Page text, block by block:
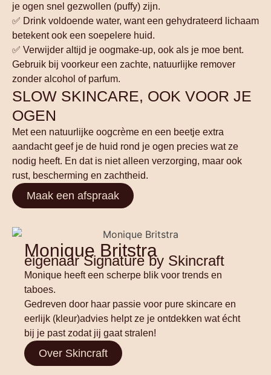
je ogen snel gezwollen (puffy) zijn.
✅ Drink voldoende water, want een gehydrateerd lichaam
betekent ook een soepelere huid.
✅ Verwijder altijd je oogmake-up, ook als je moe bent.
Gebruik bij voorkeur een zachte, natuurlijke remover
zonder alcohol of parfum.
SLOW SKINCARE, OOK VOOR JE
OGEN
Met een natuurlijke oogcrème en een beetje extra
aandacht geef je de huid rond je ogen precies wat ze
nodig heeft. En dat is niet alleen verzorging, maar ook
rust, bescherming en zachtheid.
Maak een afspraak
Monique Britstra
eigenaar Signature by Skincraft
Monique heeft een scherpe blik voor trends en
taboes.
Gedreven door haar passie voor pure skincare en
eerlijk (kleur)advies helpt ze je ontdekken wat écht
bij je past zodat jij gaat stralen!
Over Skincraft